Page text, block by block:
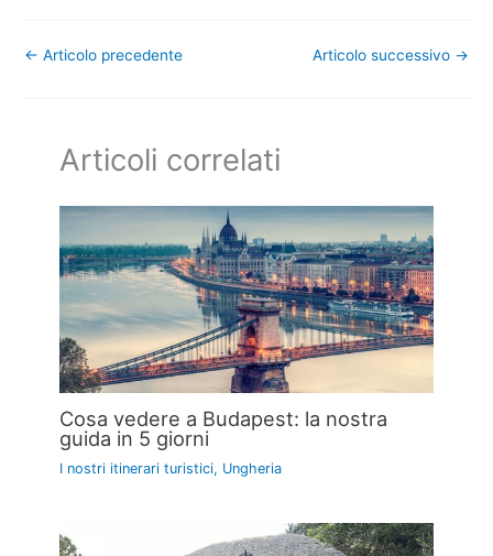
← Articolo precedente Articolo successivo →
Articoli correlati
Cosa vedere a Budapest: la nostra
guida in 5 giorni
I nostri itinerari turistici, Ungheria